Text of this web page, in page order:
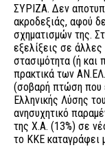
ΣΥΡΙΖΑ. Δεν
ακροδεξιάς, αφού
σχηματισμών της.
εξελίξεις σε
στασιμότητα (ή και
πρακτικά των
(σοβαρή πτώση που
Ελληνικής Λύσης
ανησυχητικό
της Χ.Α. (13%) σε
το ΚΚΕ καταγράφει